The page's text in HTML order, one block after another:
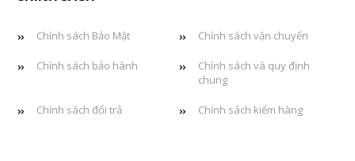
Chính sách Bảo Mật Chính sách vận chuyển
Chính sách bảo hành
Chính sách và quy định
chung
Chính sách đổi trả Chính sách kiểm hàng